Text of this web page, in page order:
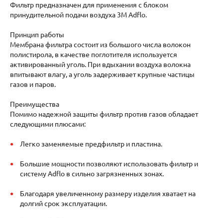
Фильтр предназначен для применения с блоком
принудительной подачи воздуха 3M Adflo.
Принцип работы
Мембрана фильтра состоит из большого числа волокон
полистирола, в качестве поглотителя используется
активированный уголь. При вдыхании воздуха волокна
впитывают влагу, а уголь задерживает крупные частицы
газов и паров.
Преимущества
Помимо надежной защиты фильтр против газов обладает
следующими плюсами:
Легко заменяемые предфильтр и пластина.
Большие мощности позволяют использовать фильтр и
систему Adflo в сильно загрязненных зонах.
Благодаря увеличенному размеру изделия хватает на
долгий срок эксплуатации.